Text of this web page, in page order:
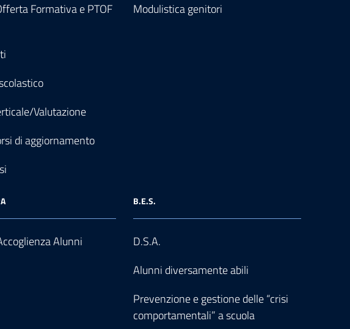
Formativa e PTOF
Valutazione
di aggiornamento
Modulistica genitori
Alunni
B.E.S.
D.S.A.
Alunni diversamente abili
Prevenzione e gestione delle “crisi
comportamentali” a scuola